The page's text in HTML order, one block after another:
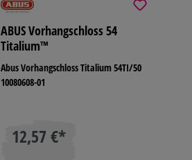
ABUS Vorhangschloss 54
Titalium™
Abus Vorhangschloss Titalium 54TI/50
10080608-01
12,57 €*